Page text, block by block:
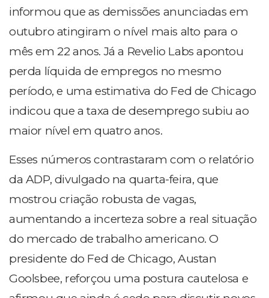
informou que as demissões anunciadas em
outubro atingiram o nível mais alto para o
mês em 22 anos. Já a Revelio Labs apontou
perda líquida de empregos no mesmo
período, e uma estimativa do Fed de Chicago
indicou que a taxa de desemprego subiu ao
maior nível em quatro anos.
Esses números contrastaram com o relatório
da ADP, divulgado na quarta-feira, que
mostrou criação robusta de vagas,
aumentando a incerteza sobre a real situação
do mercado de trabalho americano. O
presidente do Fed de Chicago, Austan
Goolsbee, reforçou uma postura cautelosa e